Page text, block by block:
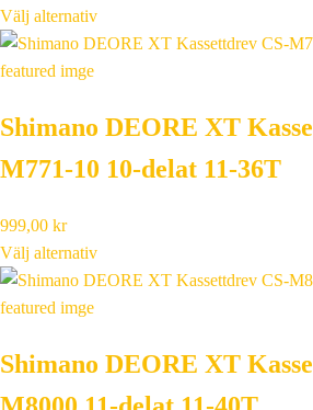
Välj alternativ
Shimano DEORE XT
M771-10 10-delat 11-36T
999,00 kr
Välj alternativ
Shimano DEORE XT